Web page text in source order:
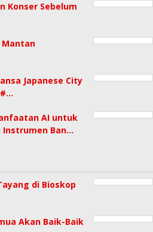
Konser Sebelum
Mantan
Japanese City
AI untuk
Instrumen Ban…
di Bioskop
Akan Baik-Baik